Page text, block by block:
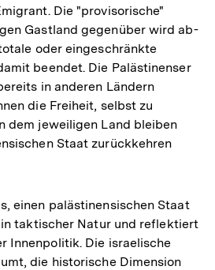
Die "provisorische"
Gastland gegenüber wird ab-
oder eingeschränkte
beendet. Die Palästinenser
in anderen Ländern
die Freiheit, selbst zu
dem jeweiligen Land bleiben
Staat zurückkehren
einen palästinensischen Staat
taktischer Natur und reflektiert
Innenpolitik. Die israelische
die historische Dimension